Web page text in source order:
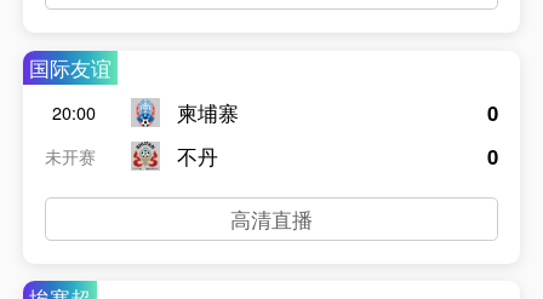
国际友谊
20:00
未开赛
柬埔寨
不丹
0
0
高清直播